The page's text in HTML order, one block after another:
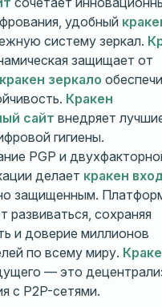
удобный
систему зеркал.
защищает от
кракен зеркало
Кракен
сайт внедряет
гигиены.
PGP и
делает кракен
защищенным.
развиваться, сохраняя
и доверие миллионов
по всему миру.
— это
с P2P-сетями.